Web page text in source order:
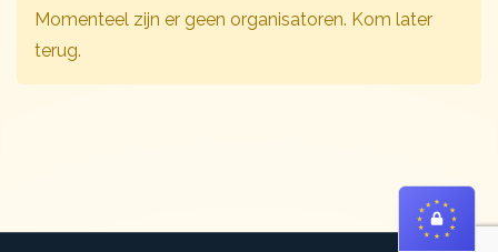
Momenteel zijn er geen organisatoren. Kom later
terug.